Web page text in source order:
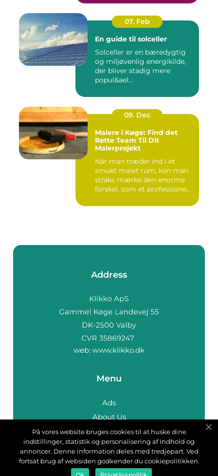
07. Feb
En guide til solceller
Solceller er en bæredygtig
og miljøvenlig energikilde,
der bliver stadig mere
popul&ael...
09. Dec
Malere i Køge: Find det
Rette Team Til Dit
Malerprojekt
Når man træder ind i et
smukt malet rum, kan man
straks mærke den enorme
forskel, som et professione...
Address
web: www.klikko.dk
Menu
Ads
About Us
Cookies
Contact
Sitemap
På vores website bruges cookies til at huske dine
indstillinger, statistik og personalisering af indhold og
annoncer. Denne information deles med tredjepart. Ved
fortsat brug af websiden godkender du cookiepolitikken.